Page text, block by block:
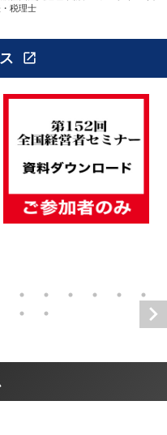
税理士
open_in_new